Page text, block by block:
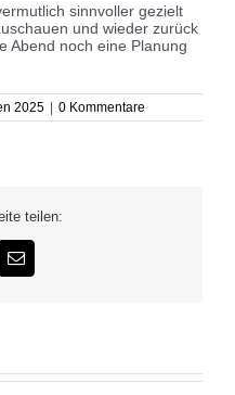
sinnvoller gezielt
und wieder zurück
Abend noch eine Planung
2025 | 0 Kommentare
teilen:
E-
Mail